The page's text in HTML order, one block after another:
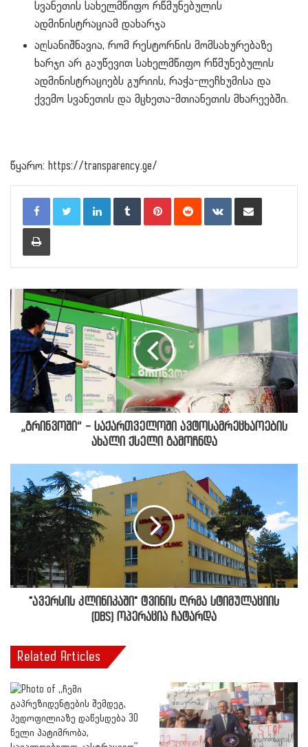
სვანეთის სახელმწიფო რწმუნებულის
ადმინისტრაციამ დახარჯა
აღსანიშნავია, რომ რესტორნის მომსახურებაზე
ხარჯი არ გაუწევით სახელმწიფო რწმუნებულის
ადმინისტრაციებს გურიის, რაჭა-ლეჩხუმისა და
ქვემო სვანეთის და მცხეთა-მთიანეთის მხარეებში.
წყარო: https://transparency.ge/
LinkedInTumblr PinterestReddit VKontakteShare via Email
Print
„გრინვოში“ - საქართველოში ავტოსამრეცხაოების
ახალი ქსელი გამოჩნდა
"ავერსის კლინიკაში" ტვინის ღრმა სტიმულაციის
(DBS) ოპერაცია ჩატარდა
Related Articles